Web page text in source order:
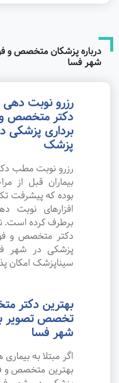
درباره پزشکان متخصص و
شهر فسا
رزرو نوبت دهی
دکتر متخصص
برداری پزشکی
پزشک
رزرو نوبت مطب
بیماران قبل از
بوده که پیشرفت
افزارهای نوبت
برطرف کرده است.
دکتر متخصص و
پزشکی در شهر
سیناپزشک امکان
بهترین دکتر
تخصص تصویر
شهر فسا
اگر مبتلا به
بهترین متخصص و